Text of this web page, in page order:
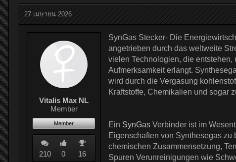
27 เมษายน 2026
Vitalis Max NL
Member
Member
210 0 16
SynGas Stecker- Die
angetrieben durch das weltweite
vielen Technologien, die
Aufmerksamkeit erlangt.
wird durch die Vergasung
Kraftstoffe, Chemikalien und sogar
Ein SynGas Verbinder ist im
Eigenschaften von Synthesegas
chemischen Zusammensetzung,
Spuren Verunreinigungen wie